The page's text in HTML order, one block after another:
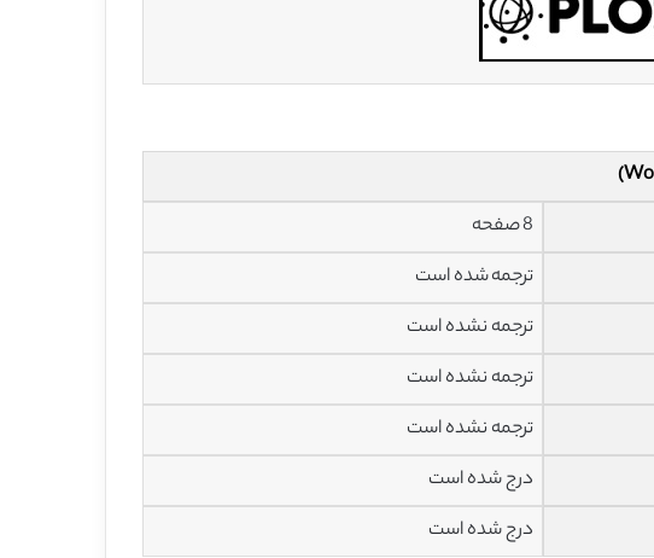
8 صفحه
ترجمه شده است
ترجمه نشده است
ترجمه نشده است
ترجمه نشده است
درج شده است
درج شده است